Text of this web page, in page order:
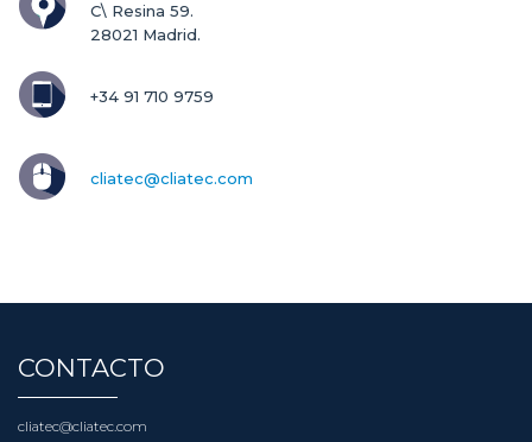
C\ Resina 59.
28021 Madrid.
+34 91 710 9759
cliatec@cliatec.com
CONTACTO
cliatec@cliatec.com